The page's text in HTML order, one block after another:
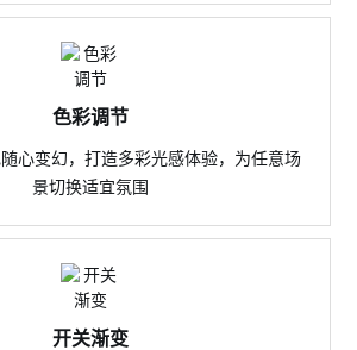
色彩调节
心变幻，打造多彩光感体验，为任意场
景切换适宜氛围
开关渐变